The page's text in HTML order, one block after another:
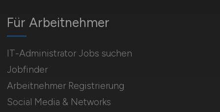
Für Arbeitnehmer
IT-Administrator Jobs suchen
Jobfinder
Arbeitnehmer Registrierung
Social Media & Networks